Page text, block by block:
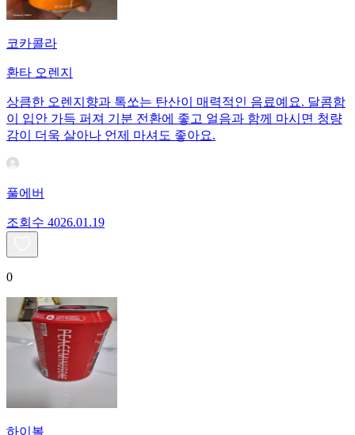
코카콜라
환타 오렌지
상큼한 오렌지향과 톡쏘는 탄산이 매력적인 음료예요. 달콤함
이 입안 가득 퍼져 기분 전환에 좋고 얼음과 함께 마시면 청량
감이 더욱 살아나 언제 마셔도 좋아요.
풀에버
조회수 4026.01.19
0
하이볼